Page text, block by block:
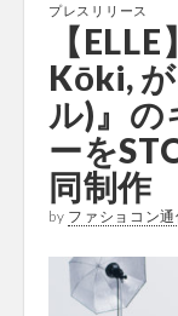
プレスリリース
【
Kōki,
ル)』
ーを
同制作
by ファショコン通